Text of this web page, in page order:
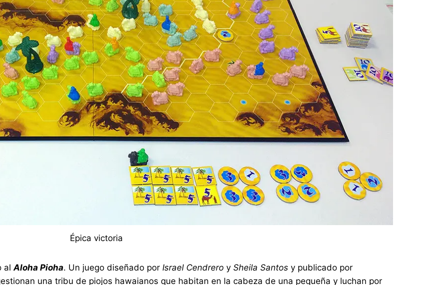
Épica victoria
alAloha Pioha. Un juego diseñado por Israel Cendrero ySheila Santos y publicado por
una tribu de piojos hawaianos que habitan en la cabeza de una pequeña y luchan por